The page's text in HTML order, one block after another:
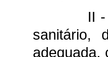
II
sanitário,
adequada,